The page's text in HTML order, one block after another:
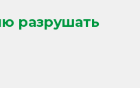
разрушать